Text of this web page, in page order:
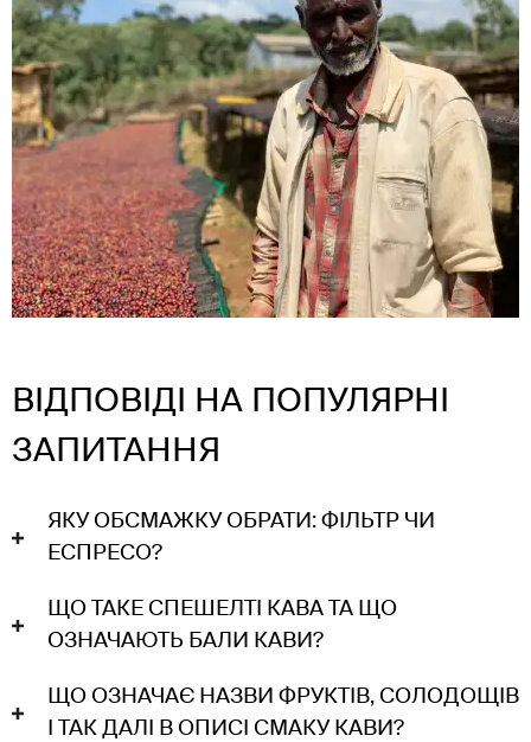
ВІДПОВІДІ НА ПОПУЛЯРНІ
ЗАПИТАННЯ
ЯКУ ОБСМАЖКУ ОБРАТИ: ФІЛЬТР ЧИ
ЕСПРЕСО?
ЩО ТАКЕ СПЕШЕЛТІ КАВА ТА ЩО
ОЗНАЧАЮТЬ БАЛИ КАВИ?
ЩО ОЗНАЧАЄ НАЗВИ ФРУКТІВ, СОЛОДОЩІВ
І ТАК ДАЛІ В ОПИСІ СМАКУ КАВИ?